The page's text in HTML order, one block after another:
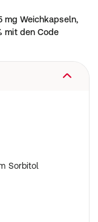
mg Weichkapseln,
mit den Code
Sorbitol